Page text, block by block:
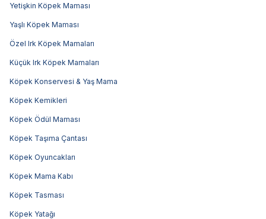
Yetişkin Köpek Maması
Yaşlı Köpek Maması
Özel Irk Köpek Mamaları
Küçük Irk Köpek Mamaları
Köpek Konservesi & Yaş Mama
Köpek Kemikleri
Köpek Ödül Maması
Köpek Taşıma Çantası
Köpek Oyuncakları
Köpek Mama Kabı
Köpek Tasması
Köpek Yatağı